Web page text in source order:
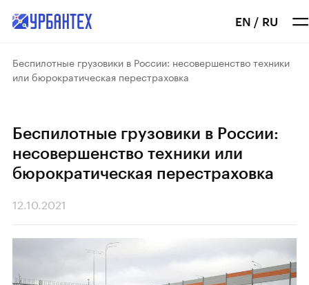
EN / RU
Беспилотные грузовики в России: несовершенство техники
или бюрократическая перестраховка
Беспилотные грузовики в России:
несовершенство техники или
бюрократическая перестраховка
12.10.2021